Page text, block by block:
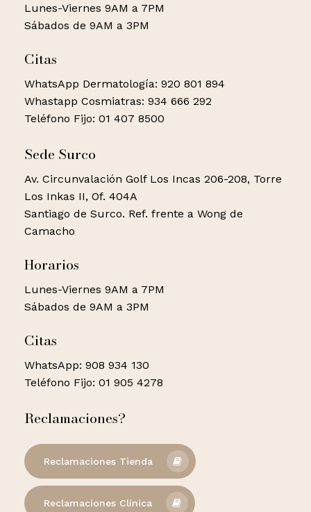
Lunes-Viernes 9AM a 7PM
Sábados de 9AM a 3PM
Citas
WhatsApp Dermatología: 920 801 894
Whastapp Cosmiatras: 934 666 292
Teléfono Fijo: 01 407 8500
Sede Surco
Av. Circunvalación Golf Los Incas 206-208, Torre
Los Inkas II, Of. 404A
Santiago de Surco. Ref. frente a Wong de
Camacho
Horarios
Lunes-Viernes 9AM a 7PM
Sábados de 9AM a 3PM
Citas
WhatsApp: 908 934 130
Teléfono Fijo: 01 905 4278
Reclamaciones?
Reclamaciones Tienda
Reclamaciones Clínica